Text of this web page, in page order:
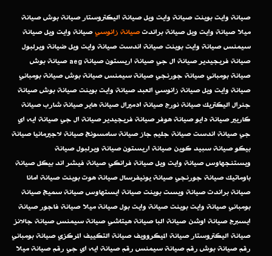
صيانة وايت بوينت صيانة وايت ويل صيانة اليكتروستار صيانة بوش صيانة
ميلا صيانة وايت ويل صيانة براندت صيانة زانوسي صيانة وايت ويل صيانة
سيمنس صيانة وايت بوينت صيانة اندست صيانة وايت ويل ضيانة ويرلبول
صيانة فريجيدير صيانة ال جي صيانة اريستون صيانة aeg
صيانة بوش
صيانة بومباني صيانة جورنجي صيانة سيمنس صيانة بوش صيانة بومباني
صيانة وايت ويل صيانة زانوسي العبد صيانة وايت بوينت صيانة بوش صيانة
جنرال اليكتريك صيانة نورج صيانة ادميرال صيانة هاير صيانة شارب صيانة
كاريير صيانة دايو صيانة هوفر صيانة فريجيدير صيانة ال جي صيانة ايه اي
جي صيانة اندست صيانة جليم جاز صيانة سامسونج صيانة لاجيرمانيا صيانة
بيكو صيانة سبيد كوين صيانة اريستون صيانة ويرلبول صيانة
ويستنجهاوس صيانة وايت ويل صيانة فرانكي صيانة فيشر اند بيكل صيانة
باوماتيك صيانة جورنجي صيانة يونيفرسال صيانة هوت بوينت صيانة امانا
صيانة براندت صيانة ويست بوينت صيانة ايستهاوس صيانة سميج صيانة
بومباني صيانة وايت بوينت صيانة وايت بول صيانة ميلا صيانة فاجور صيانة
ايسبرج صيانة اوشن صيانة البا صيانة هيتاشي صيانة سيمنس صيانة جالانز
صيانة اليكتروستار صيانة الميكروويف صيانة التكييف المركزي صيانة بومباني
رقم صيانة بوش رقم صيانة سيمنس رقم صيانة ايه اي جي رقم صيانة ميلا